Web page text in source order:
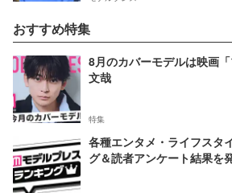
おすすめ特集
8月のカバーモデルは映画
文哉
特集
各種エンタメ・ライフスタ
グ＆読者アンケート結果を